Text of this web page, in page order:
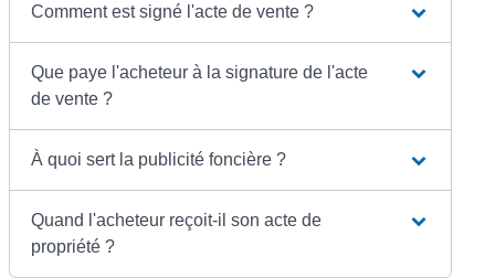
Comment est signé l'acte de vente ?
Que paye l'acheteur à la signature de l'acte
de vente ?
À quoi sert la publicité foncière ?
Quand l'acheteur reçoit-il son acte de
propriété ?